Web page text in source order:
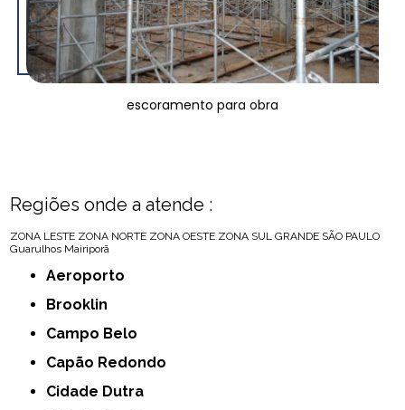
escoramento para obra
Regiões onde a atende :
ZONA LESTE ZONA NORTE ZONA OESTE ZONA SUL GRANDE SÃO PAULO
Guarulhos Mairiporã
Aeroporto
Brooklin
Campo Belo
Capão Redondo
Cidade Dutra